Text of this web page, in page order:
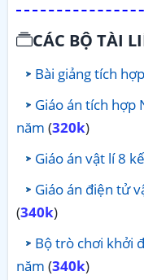
CÁC BỘ TÀI
Bài giảng tích
Giáo án tích hợp
năm (320k)
Giáo án vật lí 8
Giáo án điện tử
(340k)
Bộ trò chơi khởi
năm (340k)